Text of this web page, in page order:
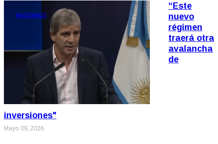
NACIONALES
“Este
nuevo
régimen
traerá otra
avalancha
de
inversiones"
Mayo 09, 2026